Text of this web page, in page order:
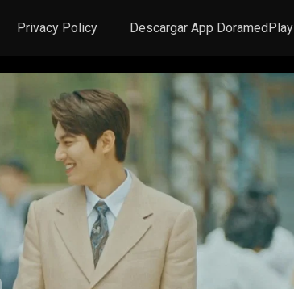
Privacy Policy Descargar App DoramedPlay